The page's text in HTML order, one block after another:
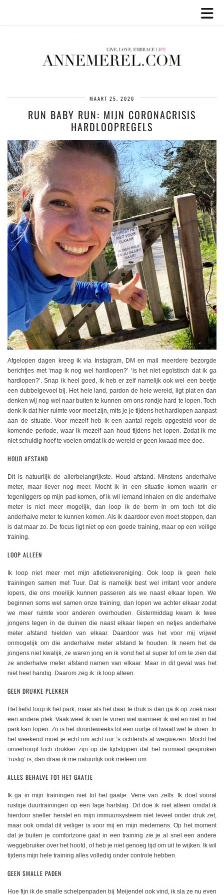
MAART 25, 2020
RUN BABY RUN: MIJN CORONACRISIS
HARDLOOPREGELS
Afgelopen dagen kreeg ik via Instagram, DM en mail meerdere bezorgde
berichtjes met ‘mag ik nog wel hardlopen?’ ‘is het niet egoïstisch dat ik ga
hardlopen?’. Snap ik heel goed, ik heb er zelf namelijk ook wel een beetje
een dubbelgevoel bij. Het hele land, pardon de hele wereld, ligt plat en dan
denken wij nog wel naar buiten te kunnen om ons rondje hard te lopen. Toch
denk ik dat hier ruimte voor moet zijn, mits je je tijdens het hardlopen aanpast
aan de situatie. Voor mezelf heb ik een aantal regels opgesteld voor de
komende periode, waar ik mezelf aan houd tijdens het lopen. Zodat ik me
niet schuldig hoef te voelen omdat ik de wereld er geen kwaad mee doe.
HOUD AFSTAND
Dit is natuurlijk de allerbelangrijkste. Houd afstand. Minstens anderhalve
meter, maar liever nog meer. Mocht ik in een situatie komen waarin er
tegenliggers op mijn pad komen, of ik wil iemand inhalen en die anderhalve
meter is niet meer mogelijk, dan loop ik de berm in om toch tot die
anderhalve meter te kunnen komen. Als ik daardoor even moet stoppen, dan
is dat maar zo. De focus ligt niet op een goede training, maar op een veilige
training.
LOOP ALLEEN
Ik loop niet meer met mijn atletiekvereniging. Ook loop ik geen hele
trainingen samen met Tuur. Dat is namelijk best wel irritant voor andere
lopers, die ons moeilijk kunnen passeren als we naast elkaar lopen. We
beginnen soms wel samen onze training, dan lopen we achter elkaar zodat
we meer ruimte voor anderen overhouden. Gistermiddag kwam ik twee
jongens tegen in de duinen die naast elkaar liepen en netjes anderhalve
meter afstand hielden van elkaar. Daardoor was het voor mij vrijwel
onmogelijk om die anderhalve meter afstand te houden. Ik neem het de
jongens niet kwalijk, ze waren jong en ik vond het al super tof om te zien dat
ze anderhalve meter afstand namen van elkaar. Maar in dit geval was het
niet heel handig. Daarom zeg ik: ik loop alleen.
GEEN DRUKKE PLEKKEN
Het liefst loop ik het park, maar als het daar te druk is dan ga ik op zoek naar
een andere plek. Vaak weet ik van te voren wel wanneer ik wel en niet in het
park kan lopen. Zo is het doordeweeks tot een uurtje of twaalf wel te doen. In
het weekend moet je echt om acht uur ’s ochtends al wegwezen. Mocht het
onverhoopt toch drukker zijn op de tijdstippen dat het normaal gesproken
‘rustig’ is, dan draai ik me natuurlijk ook meteen om.
ALLES BEHALVE TOT HET GAATJE
Ik ga in mijn trainingen niet tot het gaatje. Verre van zelfs. Ik doel vooral
rustige duurtrainingen op een lage hartslag. Dit doe ik niet alleen omdat ik
hierdoor sneller herstel en mijn immuunsysteem niet teveel onder druk zet,
maar ook omdat dit veiliger is voor mij en mijn medemens. Op het moment
dat je buiten je comfortzone gaat in een training zie je al snel een andere
weggebruiker over het hoofd, of heb je niet genoeg tijd om uit te wijken. Ik wil
tijdens mijn hele training alles volledig onder controle hebben.
GEEN SMALLE PADEN
Hoe fijn ik de smalle schelpenpaden bij Meijendel ook vind, ik sla ze nu even